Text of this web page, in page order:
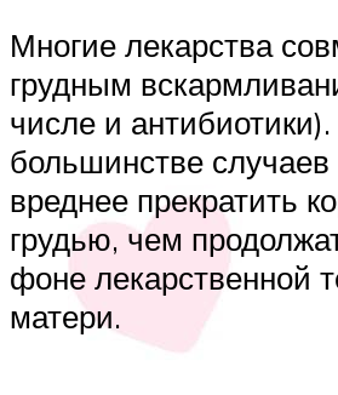
Многие лекарства
грудным
числе и
большинстве случаев
вреднее прекратить
грудью, чем
фоне лекарственной
матери.